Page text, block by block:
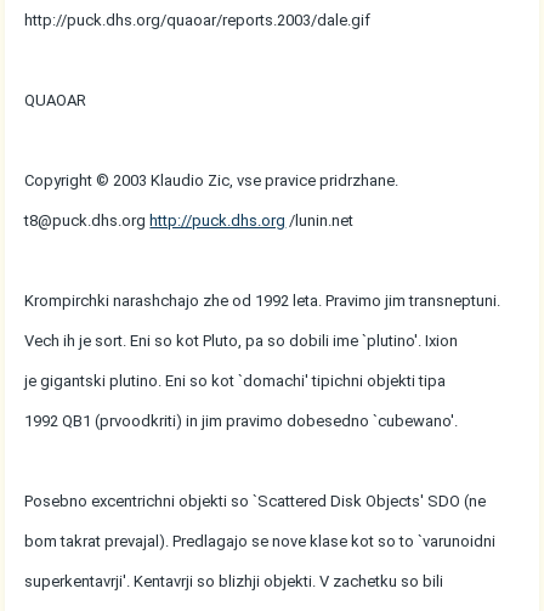
http://puck.dhs.org/quaoar/reports.2003/dale.gif
QUAOAR
Copyright © 2003 Klaudio Zic, vse pravice pridrzhane.
t8@puck.dhs.org http://puck.dhs.org /lunin.net
Krompirchki narashchajo zhe od 1992 leta. Pravimo jim transneptuni.
Vech ih je sort. Eni so kot Pluto, pa so dobili ime `plutino'. Ixion
je gigantski plutino. Eni so kot `domachi' tipichni objekti tipa
1992 QB1 (prvoodkriti) in jim pravimo dobesedno `cubewano'.
Posebno excentrichni objekti so `Scattered Disk Objects' SDO (ne
bom takrat prevajal). Predlagajo se nove klase kot so to `varunoidni
superkentavrji'. Kentavrji so blizhji objekti. V zachetku so bili